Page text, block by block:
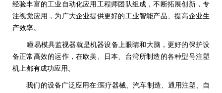
经验丰富的工业自动化应用工程师团队组成，不断拓展创新，专
注视觉应用，为广大企业提供更好的工业智能产品、提高企业生
产效率。
瞳易模具监视器就是机器设备上眼睛和大脑，更好的保护设
备正常高效的运作，在欧美、日本、台湾所制造的各种型号注塑
机上都有成功应用。
我们的设备广泛应用在:医疗器械、汽车制造、通用注塑、自